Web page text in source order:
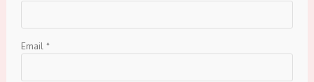
Email *